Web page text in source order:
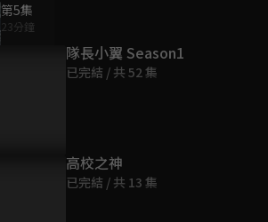
第5集
23分鐘
隊長小翼 Season1
已完結 / 共 52 集
高校之神
已完結 / 共 13 集